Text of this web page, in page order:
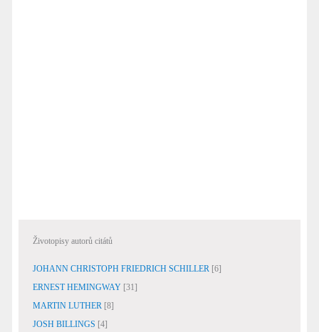
Životopisy autorů citátů
JOHANN CHRISTOPH FRIEDRICH SCHILLER [6]
ERNEST HEMINGWAY [31]
MARTIN LUTHER [8]
JOSH BILLINGS [4]